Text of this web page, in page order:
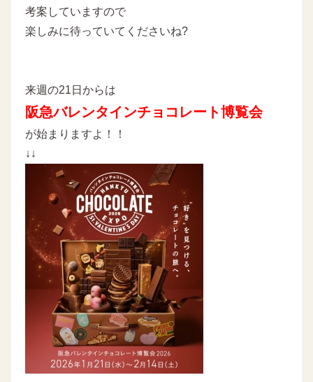
考案していますので
楽しみに待っていてくださいね?
来週の21日からは
阪急バレンタインチョコレート博覧会
が始まりますよ！！
↓↓